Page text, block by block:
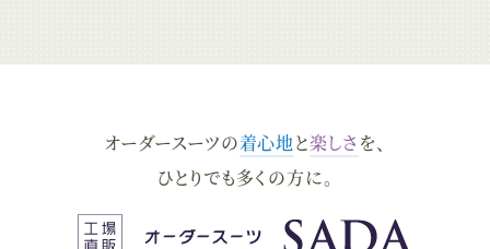
ー
ス
ー
ス
ー
ス
ー
ス
ス
オーダースーツの着心地と楽しさ を、
ひとりでも多くの方に。